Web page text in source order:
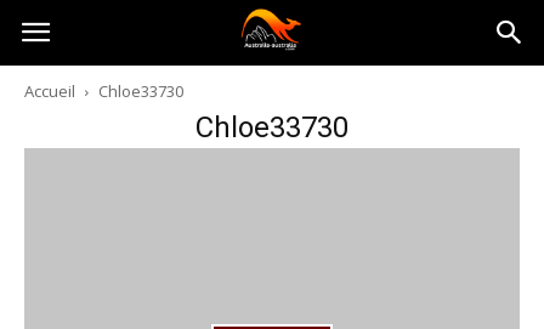
Australia-
australie.com
Accueil Chloe33730
Chloe33730